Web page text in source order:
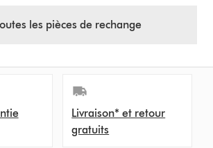
les pièces de rechange
Livraison* et retour
gratuits